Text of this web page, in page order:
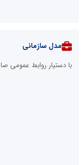
مدل سازمانی
با دستیار روابط عمومی